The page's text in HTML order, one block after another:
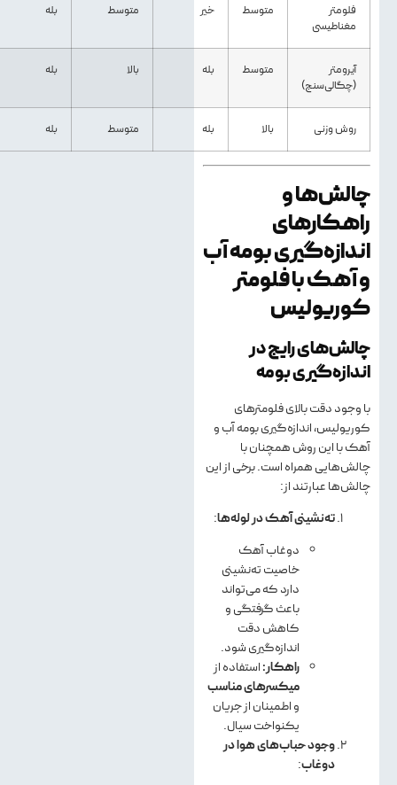
فلومتر
مغناطیسی
متوسط خیر متوسط بله
آیرومتر
(چگالی‌سنج)
متوسط بله بالا بله
روش وزنی بالا بله متوسط بله
چالش‌ها و
راهکارهای
اندازه‌گیری بومه آب
و آهک با فلومتر
کوریولیس
چالش‌های رایج در
اندازه‌گیری بومه
با وجود دقت بالای فلومترهای
کوریولیس، اندازه‌گیری بومه آب و
آهک با این روش همچنان با
چالش‌هایی همراه است. برخی از این
چالش‌ها عبارتند از:
ته‌نشینی آهک در لوله‌ها:
دوغاب آهک
خاصیت ته‌نشینی
دارد که می‌تواند
باعث گرفتگی و
کاهش دقت
اندازه‌گیری شود.
راهکار:استفاده از
میکسرهای مناسب
و اطمینان از جریان
یکنواخت سیال.
وجود حباب‌های هوا در
دوغاب: